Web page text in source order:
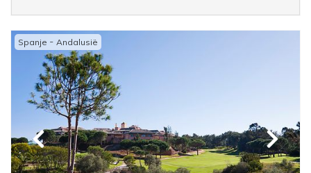
Spanje - Andalusië